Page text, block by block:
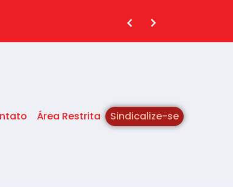
Área Restrita Sindicalize-se